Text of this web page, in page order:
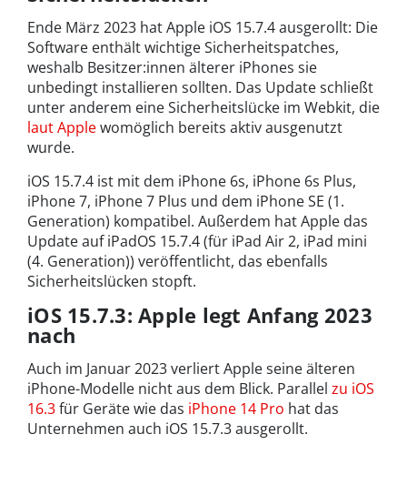
Ende März 2023 hat Apple iOS 15.7.4 ausgerollt: Die
Software enthält wichtige Sicherheitspatches,
weshalb Besitzer:innen älterer iPhones sie
unbedingt installieren sollten. Das Update schließt
unter anderem eine Sicherheitslücke im Webkit, die
laut Applewomöglich bereits aktiv ausgenutzt
wurde.
iOS 15.7.4 ist mit dem iPhone 6s, iPhone 6s Plus,
iPhone 7, iPhone 7 Plus und dem iPhone SE (1.
Generation) kompatibel. Außerdem hat Apple das
Update auf iPadOS 15.7.4 (für iPad Air 2, iPad mini
(4. Generation)) veröffentlicht, das ebenfalls
Sicherheitslücken stopft.
iOS 15.7.3: Apple legt Anfang 2023
nach
Auch im Januar 2023 verliert Apple seine älteren
iPhone-Modelle nicht aus dem Blick. Parallel zu iOS
16.3für Geräte wie das iPhone 14 Pro hat das
Unternehmen auch iOS 15.7.3 ausgerollt.